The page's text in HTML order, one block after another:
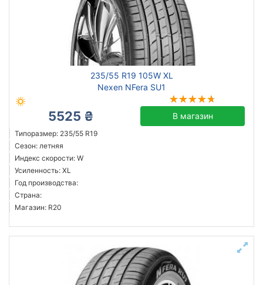
235/55 R19 105W XL
Nexen NFera SU1
5525 ₴ В магазин
Типоразмер: 235/55 R19
Сезон: летняя
Индекс скорости: W
Усиленность: XL
Год производства:
Страна:
Магазин: R20